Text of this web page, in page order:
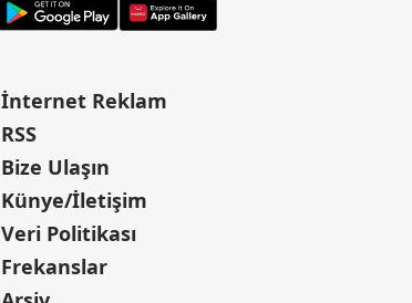
İnternet Reklam
RSS
Bize Ulaşın
Künye/İletişim
Veri Politikası
Frekanslar